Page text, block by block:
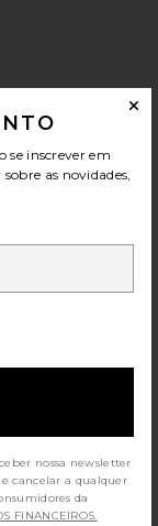
se inscrever em
as novidades,
nossa newsletter
cancelar a qualquer
FINANCEIROS.